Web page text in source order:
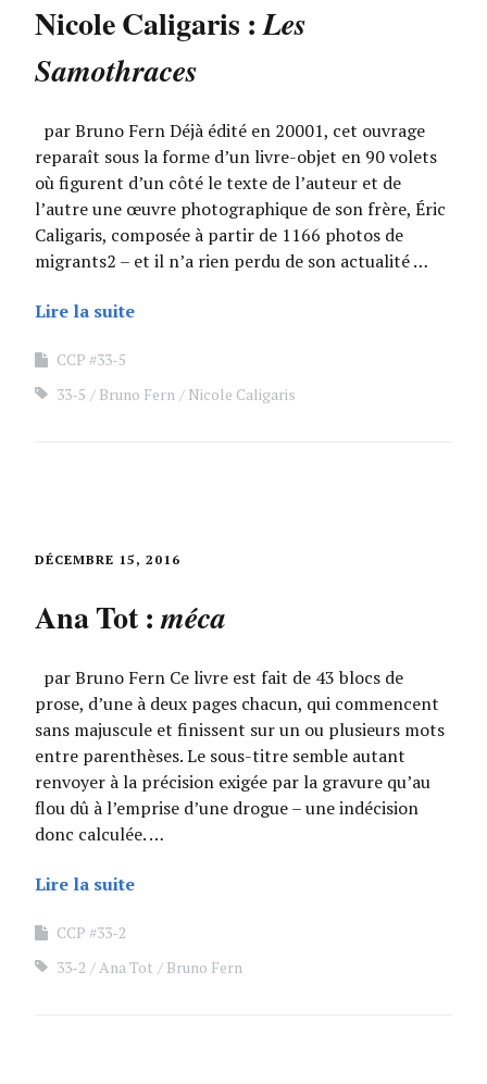
Nicole Caligaris :Les
Samothraces
par Bruno Fern Déjà édité en 20001, cet ouvrage
reparaît sous la forme d’un livre-objet en 90 volets
où figurent d’un côté le texte de l’auteur et de
l’autre une œuvre photographique de son frère, Éric
Caligaris, composée à partir de 1166 photos de
migrants2 – et il n’a rien perdu de son actualité …
Lire la suite
CCP #33-5
33-5
Bruno Fern Nicole Caligaris
DÉCEMBRE 15, 2016
Ana Tot :méca
par Bruno Fern Ce livre est fait de 43 blocs de
prose, d’une à deux pages chacun, qui commencent
sans majuscule et finissent sur un ou plusieurs mots
entre parenthèses. Le sous-titre semble autant
renvoyer à la précision exigée par la gravure qu’au
flou dû à l’emprise d’une drogue – une indécision
donc calculée. …
Lire la suite
CCP #33-2
33-2
Ana Tot Bruno Fern